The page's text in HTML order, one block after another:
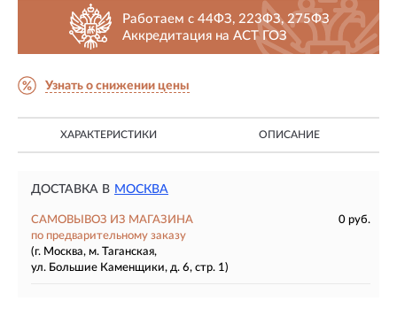
Работаем с 44ФЗ, 223ФЗ, 275ФЗ
Аккредитация на АСТ ГОЗ
Узнать о снижении цены
ХАРАКТЕРИСТИКИ ОПИСАНИЕ
ДОСТАВКА В МОСКВА
САМОВЫВОЗ ИЗ МАГАЗИНА
0 руб.
по предварительному заказу
(г. Москва, м. Таганская,
ул. Большие Каменщики, д. 6, стр. 1)